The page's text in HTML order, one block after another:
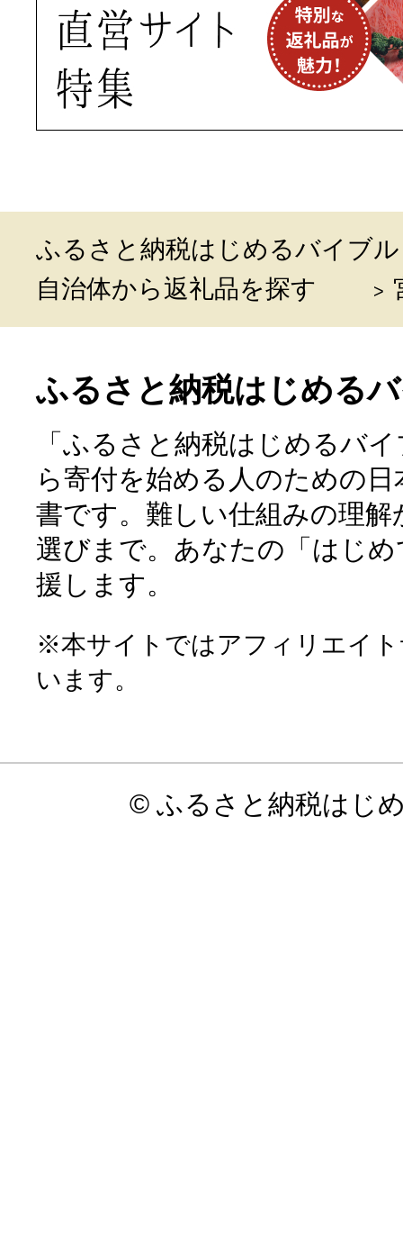
ふるさと納税はじめるバイブル
自治体から返礼品を探す
ふるさと納税はじめる
「ふるさと納税はじめるバ
ら寄付を始める人のための
書です。難しい仕組みの理
選びまで。あなたの「はじ
援します。
※本サイトではアフィリエイ
います。
© ふるさと納税はじ